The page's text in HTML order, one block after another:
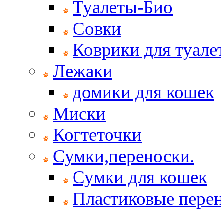
Туалеты-Био
Совки
Коврики для
Лежаки
домики для кошек
Миски
Когтеточки
Сумки,переноски.
Сумки для кошек
Пластиковые